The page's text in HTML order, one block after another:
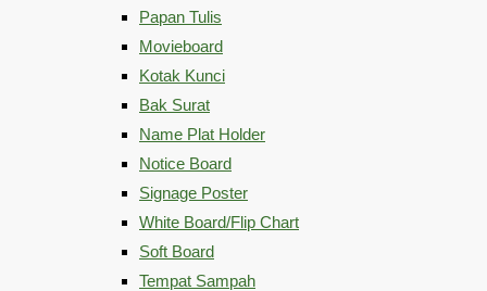
Papan Tulis
Movieboard
Kotak Kunci
Bak Surat
Name Plat Holder
Notice Board
Signage Poster
White Board/Flip Chart
Soft Board
Tempat Sampah